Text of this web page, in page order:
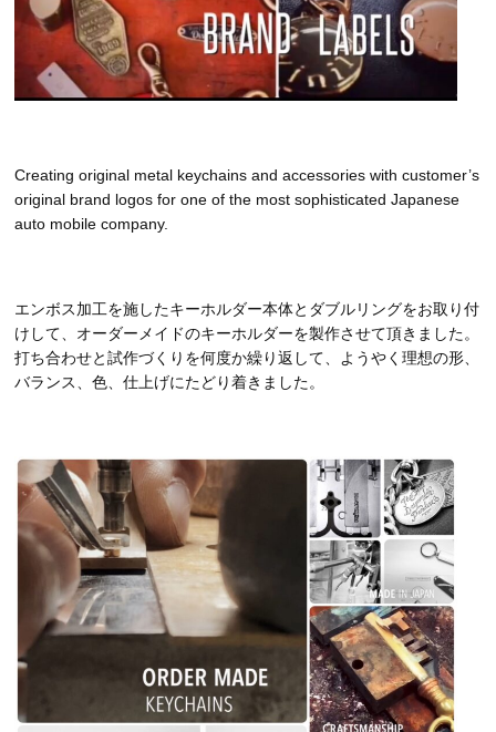
Creating original metal keychains and accessories with customer’s
original brand logos for one of the most sophisticated Japanese
auto mobile company.
エンボス加工を施したキーホルダー本体とダブルリングをお取り付
けして、オーダーメイドのキーホルダーを製作させて頂きました。
打ち合わせと試作づくりを何度か繰り返して、ようやく理想の形、
バランス、色、仕上げにたどり着きました。